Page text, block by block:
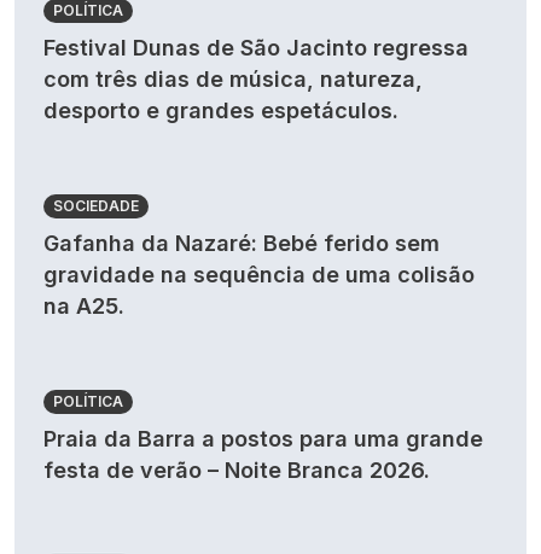
POLÍTICA
Festival Dunas de São Jacinto regressa
com três dias de música, natureza,
desporto e grandes espetáculos.
SOCIEDADE
Gafanha da Nazaré: Bebé ferido sem
gravidade na sequência de uma colisão
na A25.
POLÍTICA
Praia da Barra a postos para uma grande
festa de verão – Noite Branca 2026.